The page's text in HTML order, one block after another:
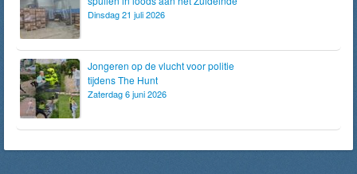
Dinsdag 21 juli 2026
Jongeren op de vlucht voor politie
tijdens The Hunt
Zaterdag 6 juni 2026